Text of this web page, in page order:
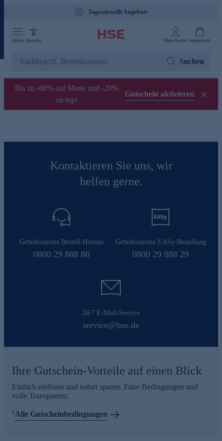
Tagesaktuelle Angebote
Menü Ansicht Mein Konto Warenkorb
Suchen
Bis zu -60% auf Mode und -20%
on top!
Gutschein aktivieren
Kontaktieren Sie uns, wir
helfen gerne.
Gebührenfreie Bestell-Hotline
0800 29 888 88
Gebührenfreie EASy-Bestellung
0800 29 888 29
24/7 E-Mail-Service
service@hse.de
Ihre Gutschein-Vorteile auf einen Blick
Einfach einlösen und sofort sparen. Faire Bedingungen und
volle Transparenz.
1Alle Gutscheinbedingungen